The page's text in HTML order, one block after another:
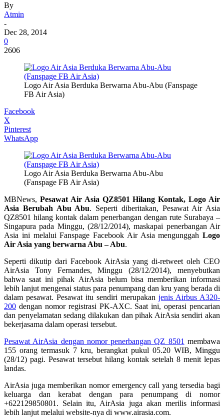
By
Atmin
-
Dec 28, 2014
0
2606
Logo Air Asia Berduka Berwarna Abu-Abu (Fanspage
FB Air Asia)
Facebook
X
Pinterest
WhatsApp
Logo Air Asia Berduka Berwarna Abu-Abu
(Fanspage FB Air Asia)
MBNews, Pesawat Air Asia QZ8501 Hilang Kontak, Logo Air
Asia Berubah Abu Abu. Seperti diberitakan, Pesawat Air Asia
QZ8501 hilang kontak dalam penerbangan dengan rute Surabaya –
Singapura pada Minggu, (28/12/2014), maskapai penerbangan Air
Asia ini melalui Fanspage Facebook Air Asia mengunggah Logo
Air Asia yang berwarna Abu – Abu.
Seperti dikutip dari Facebook AirAsia yang di-retweet oleh CEO
AirAsia Tony Fernandes, Minggu (28/12/2014), menyebutkan
bahwa saat ini pihak AirAsia belum bisa memberikan informasi
lebih lanjut mengenai status para penumpang dan kru yang berada di
dalam pesawat. Pesawat itu sendiri merupakan jenis Airbus A320-
200 dengan nomor registrasi PK-AXC. Saat ini, operasi pencarian
dan penyelamatan sedang dilakukan dan pihak AirAsia sendiri akan
bekerjasama dalam operasi tersebut.
Pesawat AirAsia dengan nomor penerbangan QZ 8501 membawa
155 orang termasuk 7 kru, berangkat pukul 05.20 WIB, Minggu
(28/12) pagi. Pesawat tersebut hilang kontak setelah 8 menit lepas
landas.
AirAsia juga memberikan nomor emergency call yang tersedia bagi
keluarga dan kerabat dengan para penumpang di nomor
+622129850801. Selain itu, AirAsia juga akan merilis informasi
lebih lanjut melalui website-nya di www.airasia.com.